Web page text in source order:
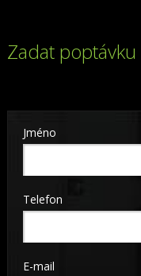
Zadat poptávku
Jméno
Telefon
E-mail